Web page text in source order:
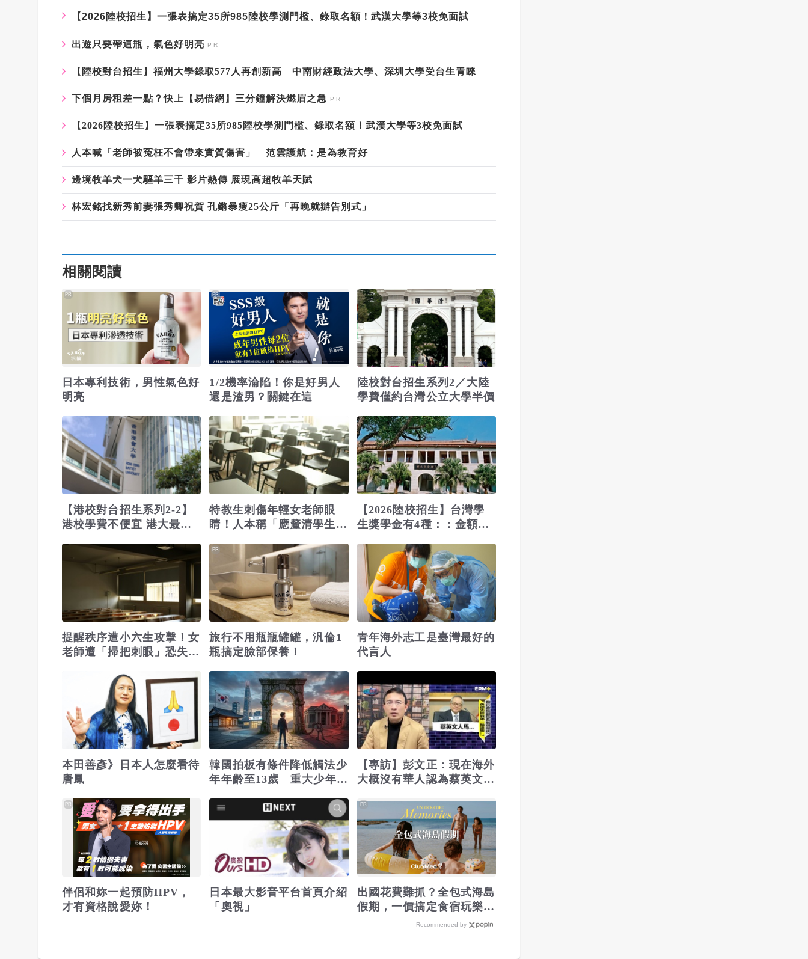
【2026陸校招生】一張表搞定35所985陸校學測門檻、錄取名額！武漢大學等3校免面試
出遊只要帶這瓶，氣色好明亮
【陸校對台招生】福州大學錄取577人再創新高 中南財經政法大學、深圳大學受台生青睞
下個月房租差一點？快上【易借網】三分鐘解決燃眉之急
【2026陸校招生】一張表搞定35所985陸校學測門檻、錄取名額！武漢大學等3校免面試
人本喊「老師被冤枉不會帶來實質傷害」 范雲護航：是為教育好
邊境牧羊犬一犬驅羊三千 影片熱傳 展現高超牧羊天賦
林宏銘找新秀前妻張秀卿祝賀 孔鏘暴瘦25公斤「再晚就辦告別式」
相關閱讀
日本專利技術，男性氣色好
明亮
PR
1/2機率淪陷！你是好男人
還是渣男？關鍵在這
PR
陸校對台招生系列2／大陸
學費僅約台灣公立大學半價
【港校對台招生系列2-2】
港校學費不便宜 港大最貴
特教生刺傷年輕女老師眼
睛！人本稱「應釐清學生情
【2026陸校招生】台灣學
生獎學金有4種：：金額最
提醒秩序遭小六生攻擊！女
老師遭「掃把刺眼」恐失
旅行不用瓶瓶罐罐，汎倫1
瓶搞定臉部保養！
PR
青年海外志工是臺灣最好的
代言人
本田善彥》日本人怎麼看待
唐鳳
韓國拍板有條件降低觸法少
年年齡至13歲 重大少年犯
【專訪】彭文正：現在海外
大概沒有華人認為蔡英文論
伴侶和妳一起預防HPV，
才有資格說愛妳！
PR
日本最大影音平台首頁介紹
「奧視」
出國花費難抓？全包式海島
假期，一價搞定食宿玩樂，
省錢更省心！
PR
Recommended by